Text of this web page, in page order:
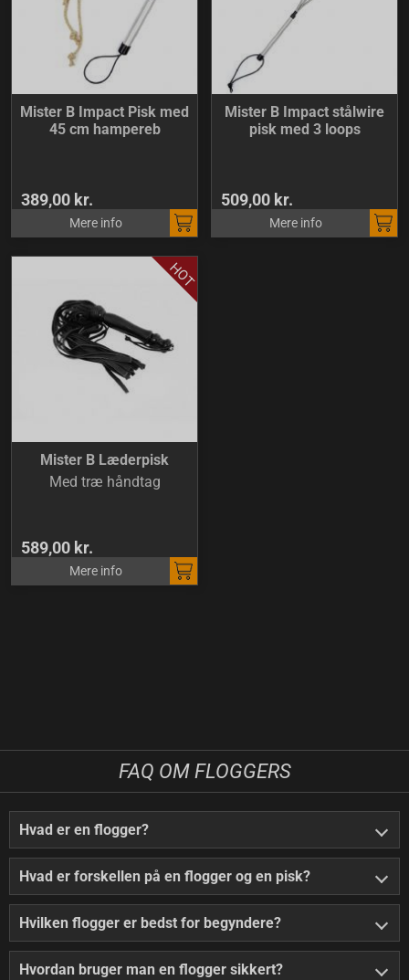
Mister B Impact Pisk med
45 cm hampereb
389,00 kr.
Mere info
Mister B Impact stålwire
pisk med 3 loops
509,00 kr.
Mere info
Mister B Læderpisk
Med træ håndtag
589,00 kr.
Mere info
FAQ OM FLOGGERS
Hvad er en flogger?
Hvad er forskellen på en flogger og en pisk?
Hvilken flogger er bedst for begyndere?
Hvordan bruger man en flogger sikkert?